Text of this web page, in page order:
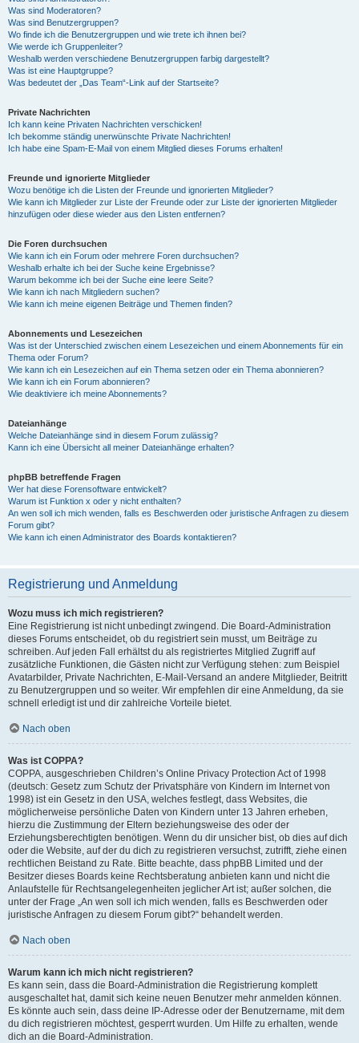
Was sind Moderatoren?
Was sind Benutzergruppen?
Wo finde ich die Benutzergruppen und wie trete ich ihnen bei?
Wie werde ich Gruppenleiter?
Weshalb werden verschiedene Benutzergruppen farbig dargestellt?
Was ist eine Hauptgruppe?
Was bedeutet der „Das Team“-Link auf der Startseite?
Private Nachrichten
Ich kann keine Privaten Nachrichten verschicken!
Ich bekomme ständig unerwünschte Private Nachrichten!
Ich habe eine Spam-E-Mail von einem Mitglied dieses Forums erhalten!
Freunde und ignorierte Mitglieder
Wozu benötige ich die Listen der Freunde und ignorierten Mitglieder?
Wie kann ich Mitglieder zur Liste der Freunde oder zur Liste der ignorierten Mitglieder
hinzufügen oder diese wieder aus den Listen entfernen?
Die Foren durchsuchen
Wie kann ich ein Forum oder mehrere Foren durchsuchen?
Weshalb erhalte ich bei der Suche keine Ergebnisse?
Warum bekomme ich bei der Suche eine leere Seite?
Wie kann ich nach Mitgliedern suchen?
Wie kann ich meine eigenen Beiträge und Themen finden?
Abonnements und Lesezeichen
Was ist der Unterschied zwischen einem Lesezeichen und einem Abonnements für ein
Thema oder Forum?
Wie kann ich ein Lesezeichen auf ein Thema setzen oder ein Thema abonnieren?
Wie kann ich ein Forum abonnieren?
Wie deaktiviere ich meine Abonnements?
Dateianhänge
Welche Dateianhänge sind in diesem Forum zulässig?
Kann ich eine Übersicht all meiner Dateianhänge erhalten?
phpBB betreffende Fragen
Wer hat diese Forensoftware entwickelt?
Warum ist Funktion x oder y nicht enthalten?
An wen soll ich mich wenden, falls es Beschwerden oder juristische Anfragen zu diesem
Forum gibt?
Wie kann ich einen Administrator des Boards kontaktieren?
Registrierung und Anmeldung
Wozu muss ich mich registrieren?
Eine Registrierung ist nicht unbedingt zwingend. Die Board-Administration
dieses Forums entscheidet, ob du registriert sein musst, um Beiträge zu
schreiben. Auf jeden Fall erhältst du als registriertes Mitglied Zugriff auf
zusätzliche Funktionen, die Gästen nicht zur Verfügung stehen: zum Beispiel
Avatarbilder, Private Nachrichten, E-Mail-Versand an andere Mitglieder, Beitritt
zu Benutzergruppen und so weiter. Wir empfehlen dir eine Anmeldung, da sie
schnell erledigt ist und dir zahlreiche Vorteile bietet.
Nach oben
Was ist COPPA?
COPPA, ausgeschrieben Children’s Online Privacy Protection Act of 1998
(deutsch: Gesetz zum Schutz der Privatsphäre von Kindern im Internet von
1998) ist ein Gesetz in den USA, welches festlegt, dass Websites, die
möglicherweise persönliche Daten von Kindern unter 13 Jahren erheben,
hierzu die Zustimmung der Eltern beziehungsweise des oder der
Erziehungsberechtigten benötigen. Wenn du dir unsicher bist, ob dies auf dich
oder die Website, auf der du dich zu registrieren versuchst, zutrifft, ziehe einen
rechtlichen Beistand zu Rate. Bitte beachte, dass phpBB Limited und der
Besitzer dieses Boards keine Rechtsberatung anbieten kann und nicht die
Anlaufstelle für Rechtsangelegenheiten jeglicher Art ist; außer solchen, die
unter der Frage „An wen soll ich mich wenden, falls es Beschwerden oder
juristische Anfragen zu diesem Forum gibt?“ behandelt werden.
Nach oben
Warum kann ich mich nicht registrieren?
Es kann sein, dass die Board-Administration die Registrierung komplett
ausgeschaltet hat, damit sich keine neuen Benutzer mehr anmelden können.
Es könnte auch sein, dass deine IP-Adresse oder der Benutzername, mit dem
du dich registrieren möchtest, gesperrt wurden. Um Hilfe zu erhalten, wende
dich an die Board-Administration.